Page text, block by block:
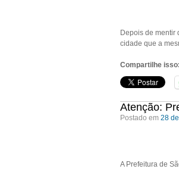
Depois de mentir
cidade que a
Compartilhe isso:
Atenção:
Postado em 28
A Prefeitura de